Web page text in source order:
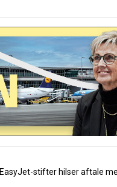
Air France etablerer A32